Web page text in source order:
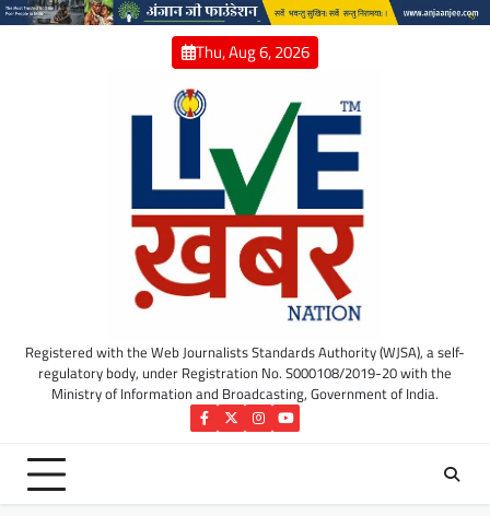
Skip
Thu, Aug 6, 2026
Registered with the Web Journalists Standards Authority (WJSA), a self-
regulatory body, under Registration No. S000108/2019-20 with the
Ministry of Information and Broadcasting, Government of India.
Facebook
TwitterInstagram
YouTube